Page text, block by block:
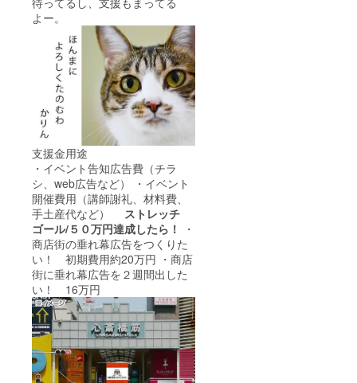
よー。
支援金用途
・イベント告知広告費（チラ
シ、web広告など） ・イベント
開催費用（講師謝礼、材料費、
手土産代など） ストレッチ
ゴール/５０万円達成したら！
・
商店街の垂れ幕広告をつくりた
い！ 初期費用約20万円 ・商店
街に垂れ幕広告を２週間出した
い！ 16万円